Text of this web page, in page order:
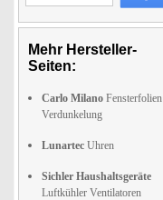
Mehr Hersteller-
Seiten:
Carlo Milano Fensterfolien
Verdunkelung
Lunartec Uhren
Sichler Haushaltsgeräte
Luftkühler Ventilatoren